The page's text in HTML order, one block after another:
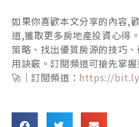
如果你喜歡本文分享的內容,
道,獲取更多房地產投資心得
策略、找出優質房源的技巧
用訣竅。訂閱頻道可搶先掌握
🚀｜訂閱頻道： https://